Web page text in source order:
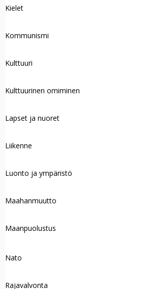
Kielet
Kommunismi
Kulttuuri
Kulttuurinen omiminen
Lapset ja nuoret
Liikenne
Luonto ja ympäristö
Maahanmuutto
Maanpuolustus
Nato
Rajavalvonta